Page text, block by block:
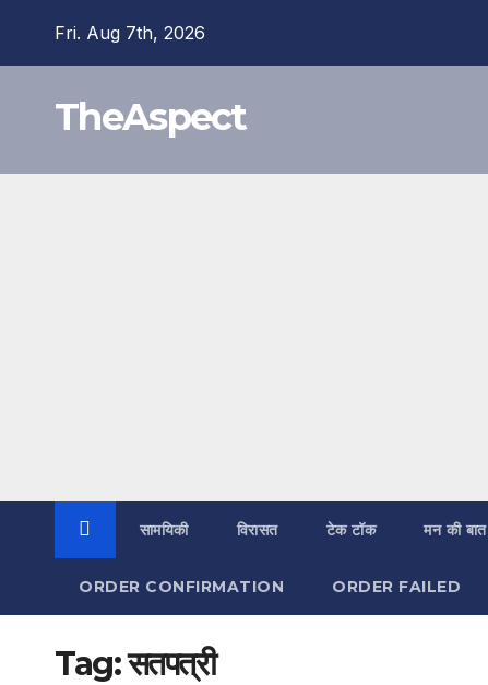
Fri. Aug 7th, 2026
TheAspect
सामयिकी विरासत टेक टॉक मन की बात
ORDER CONFIRMATION ORDER FAILED
Tag:सतपत्री